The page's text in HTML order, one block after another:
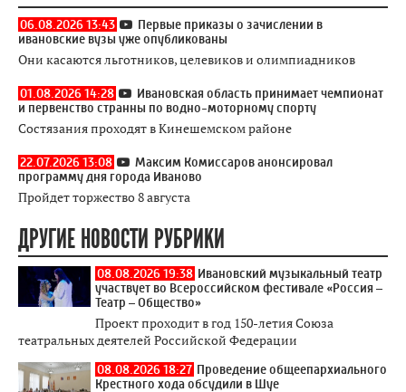
06.08.2026 13:43
Первые приказы о зачислении в
ивановские вузы уже опубликованы
Они касаются льготников, целевиков и олимпиадников
01.08.2026 14:28
Ивановская область принимает чемпионат
и первенство странны по водно-моторному спорту
Состязания проходят в Кинешемском районе
22.07.2026 13:08
Максим Комиссаров анонсировал
программу дня города Иваново
Пройдет торжество 8 августа
ДРУГИЕ НОВОСТИ РУБРИКИ
08.08.2026 19:38 Ивановский музыкальный театр
участвует во Всероссийском фестивале «Россия –
Театр – Общество»
Проект проходит в год 150-летия Союза
театральных деятелей Российской Федерации
08.08.2026 18:27 Проведение общеепархиального
Крестного хода обсудили в Шуе